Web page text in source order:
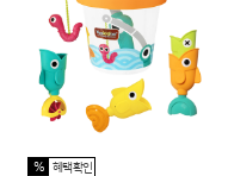
% 혜택확인